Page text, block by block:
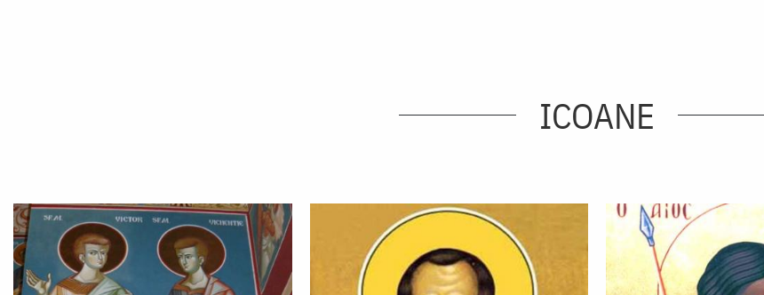
ICOANE